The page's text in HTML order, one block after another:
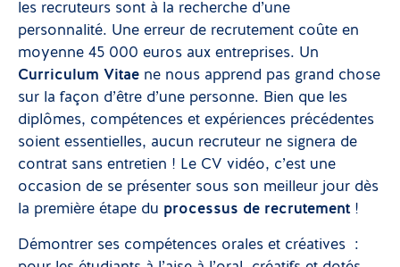
les recruteurs sont à la recherche d’une
personnalité. Une erreur de recrutement coûte en
moyenne 45 000 euros aux entreprises. Un
Curriculum Vitae ne nous apprend pas grand chose
sur la façon d’être d’une personne. Bien que les
diplômes, compétences et expériences précédentes
soient essentielles, aucun recruteur ne signera de
contrat sans entretien ! Le CV vidéo, c’est une
occasion de se présenter sous son meilleur jour dès
la première étape du processus de recrutement!
Démontrer ses compétences orales et créatives :